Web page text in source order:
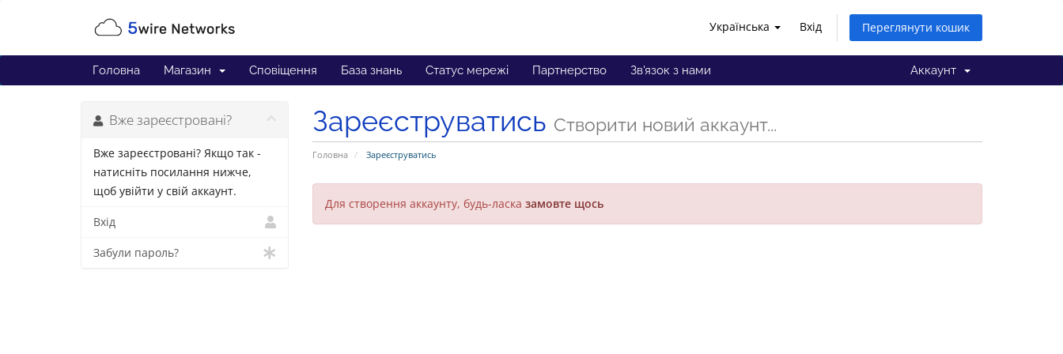
Українська Вхід Переглянути кошик
Головна Магазин Сповіщення База знань Статус мережі Партнерство Зв'язок з нами Аккаунт
Зареєструватись Створити новий аккаунт...
Головна Зареєструватись
Вже зареєстровані?
Вже зареєстровані? Якщо так -
натисніть посилання нижче,
щоб увійти у свій аккаунт.
Вхід
Забули пароль?
Для створення аккаунту, будь-ласка замовте щось